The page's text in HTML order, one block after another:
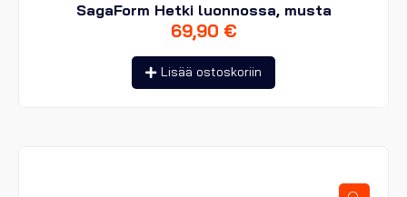
SagaForm Hetki luonnossa, musta
69,90 €
Lisää ostoskoriin